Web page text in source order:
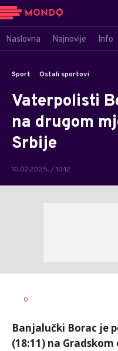
Naslovna Najnovije Info
Sport Ostali sportovi
Vaterpolisti
na drugom
Srbije
10.02.2025. / 10:12
AUTOR
0
Banjalučki Borac je
(18:11) na